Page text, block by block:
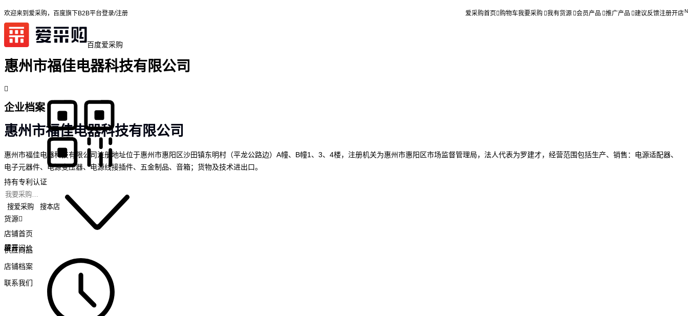
欢迎来到爱采购，百度旗下B2B平台登录/注册 爱采购首页 购物车我要采购 我有货源 会员产品 推广产品 建议反馈注册开店
百度爱采购
惠州市福佳电器科技有限公司
持有专利认证
搜爱采购 搜本店
货源
店铺首页
供应商品
店铺档案
联系我们
留言问价
企业档案
惠州市福佳电器科技有限公司
惠州市福佳电器科技有限公司注册地址位于惠州市惠阳区沙田镇东明村（平龙公路边）A幢、B幢1、3、4楼，注册机关为惠州市惠阳区市场监督管理局，法人代表为罗建才，经营范围包括生产、销售：电源适配器、
电子元器件、电源变压器、电源线接插件、五金制品、音箱；货物及技术进出口。
展开